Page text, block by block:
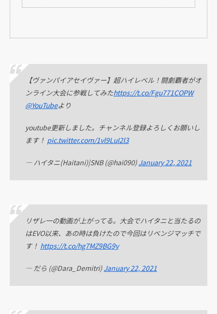
【ヴァンパイアセイヴァー】超ハイレベル！闘劇覇者がオ
ンライン大会に参戦してみたhttps://t.co/Fgu771COPW
@YouTubeより
youtube更新しました。チャンネル登録よろしくお願いし
ます！ pic.twitter.com/1vl9LuI2l3
— ハイタニ(Haitani)|SNB (@hai090) January 22, 2021
リザレ一の動画が上がってる。大会でハイタニと当たるの
はEVO以来、あの時は負けたので今回はリベンジマッチで
す！ https://t.co/hg7MZ9BG9y
— だら (@Dara_Demitri) January 22, 2021